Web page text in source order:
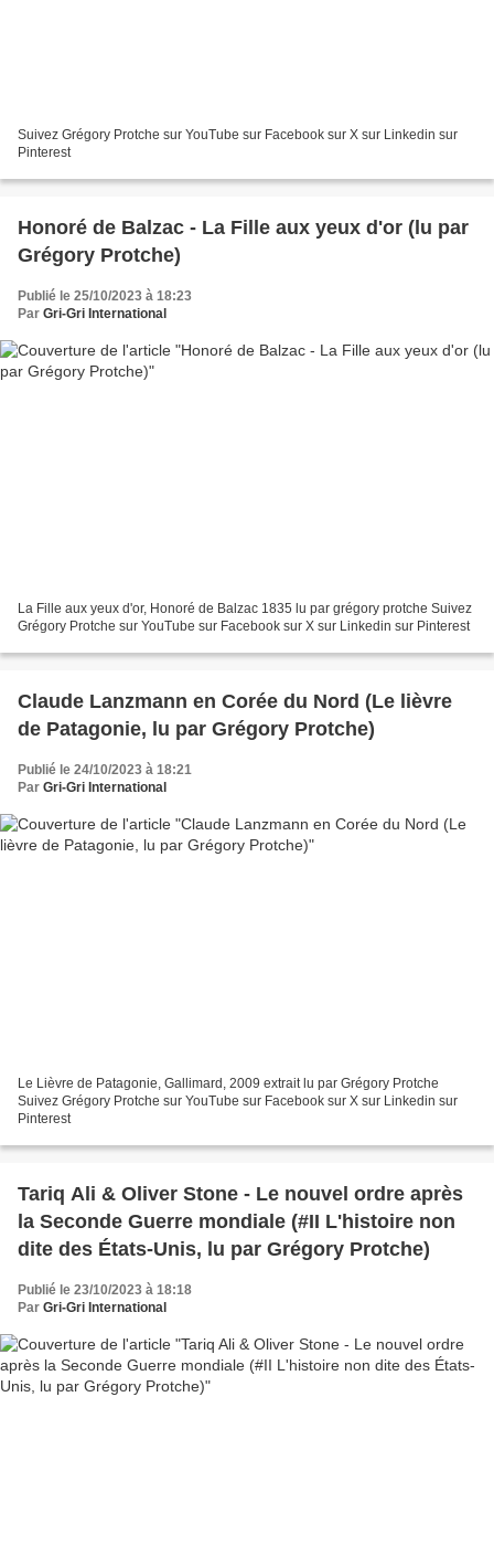
Suivez Grégory Protche sur YouTube sur Facebook sur X sur Linkedin sur
Pinterest
Honoré de Balzac - La Fille aux yeux d'or (lu par
Grégory Protche)
Publié le 25/10/2023 à 18:23
Par Gri-Gri International
La Fille aux yeux d'or, Honoré de Balzac 1835 lu par grégory protche Suivez
Grégory Protche sur YouTube sur Facebook sur X sur Linkedin sur Pinterest
Claude Lanzmann en Corée du Nord (Le lièvre
de Patagonie, lu par Grégory Protche)
Publié le 24/10/2023 à 18:21
Par Gri-Gri International
Le Lièvre de Patagonie, Gallimard, 2009 extrait lu par Grégory Protche
Suivez Grégory Protche sur YouTube sur Facebook sur X sur Linkedin sur
Pinterest
Tariq Ali & Oliver Stone - Le nouvel ordre après
la Seconde Guerre mondiale (#II L'histoire non
dite des États-Unis, lu par Grégory Protche)
Publié le 23/10/2023 à 18:18
Par Gri-Gri International